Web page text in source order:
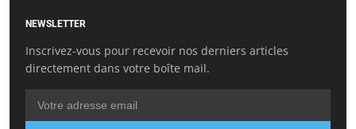
NEWSLETTER
Inscrivez-vous pour recevoir nos derniers articles
directement dans votre boîte mail.